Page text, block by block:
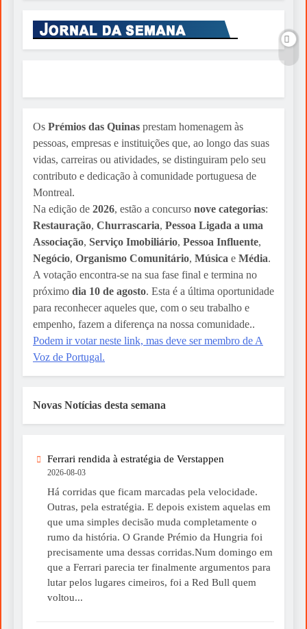
Os Prémios das Quinas prestam homenagem às
pessoas, empresas e instituições que, ao longo das suas
vidas, carreiras ou atividades, se distinguiram pelo seu
contributo e dedicação à comunidade portuguesa de
Montreal.
Na edição de 2026, estão a concurso nove categorias:
Restauração, Churrascaria, Pessoa Ligada a uma
Associação, Serviço Imobiliário, Pessoa Influente,
Negócio, Organismo Comunitário, Música e Média.
A votação encontra-se na sua fase final e termina no
próximo dia 10 de agosto. Esta é a última oportunidade
para reconhecer aqueles que, com o seu trabalho e
empenho, fazem a diferença na nossa comunidade..
Podem ir votar neste link, mas deve ser membro de A
Voz de Portugal.
Novas Notícias desta semana
Ferrari rendida à estratégia de Verstappen
2026-08-03
Há corridas que ficam marcadas pela velocidade.
Outras, pela estratégia. E depois existem aquelas em
que uma simples decisão muda completamente o
rumo da história. O Grande Prémio da Hungria foi
precisamente uma dessas corridas.Num domingo em
que a Ferrari parecia ter finalmente argumentos para
lutar pelos lugares cimeiros, foi a Red Bull quem
voltou...